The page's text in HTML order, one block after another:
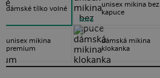
dámské tílko volné
unisex mikina
premium
unisex mikina bez
kapuce
nové
dámská mikina
klokanka